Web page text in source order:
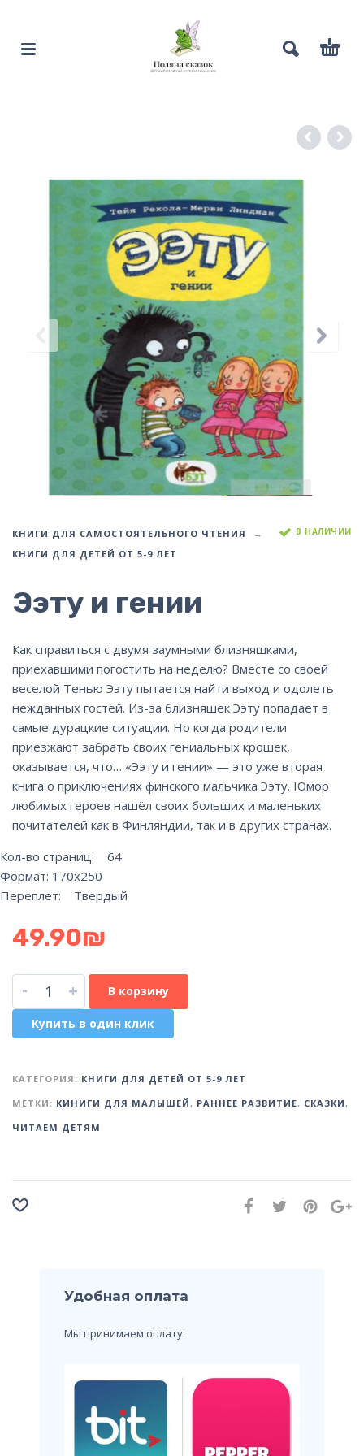
КНИГИ ДЛЯ САМОСТОЯТЕЛЬНОГО ЧТЕНИЯ
КНИГИ ДЛЯ ДЕТЕЙ ОТ 5-9 ЛЕТ
В НАЛИЧИИ
Ээту и гении
Как справиться с двумя заумными близняшками,
приехавшими погостить на неделю? Вместе со своей
веселой Тенью Ээту пытается найти выход и одолеть
нежданных гостей. Из-за близняшек Ээту попадает в
самые дурацкие ситуации. Но когда родители
приезжают забрать своих гениальных крошек,
оказывается, что… «Ээту и гении» — это уже вторая
книга о приключениях финского мальчика Ээту. Юмор
любимых героев нашёл своих больших и маленьких
почитателей как в Финляндии, так и в других странах.
Кол-во страниц: 64
Формат: 170х250
Переплет: Твердый
49.90₪
- + В корзину
Купить в один клик
КАТЕГОРИЯ: КНИГИ ДЛЯ ДЕТЕЙ ОТ 5-9 ЛЕТ
МЕТКИ: КИНИГИ ДЛЯ МАЛЫШЕЙ , РАННЕЕ РАЗВИТИЕ, СКАЗКИ ,
ЧИТАЕМ ДЕТЯМ
Удобная оплата
Мы принимаем оплату: